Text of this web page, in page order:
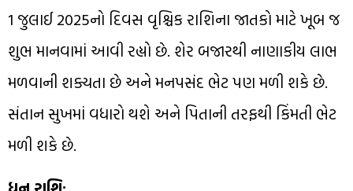
1 જુલાઈ 2025નો દિવસ વૃશ્ચિક રાશિના જાતકો માટે ખૂબ જ
શુભ માનવામાં આવી રહ્યો છે. શેર બજારથી નાણાકીય લાભ
મળવાની શક્યતા છે અને મનપસંદ ભેટ પણ મળી શકે છે.
સંતાન સુખમાં વધારો થશે અને પિતાની તરફથી કિંમતી ભેટ
મળી શકે છે.